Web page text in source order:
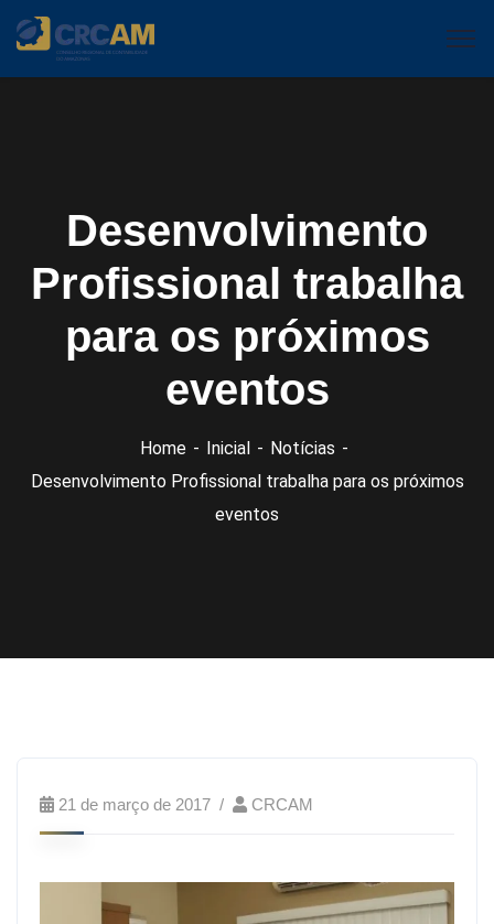
Desenvolvimento
Profissional trabalha
para os próximos
eventos
Home Inicial
Notícias
Desenvolvimento Profissional trabalha para os próximos
eventos
21 de março de 2017 CRCAM